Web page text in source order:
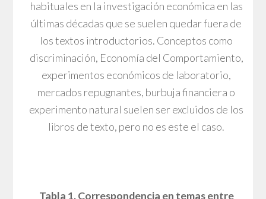
habituales en la investigación económica en las
últimas décadas que se suelen quedar fuera de
los textos introductorios. Conceptos como
discriminación, Economía del Comportamiento,
experimentos económicos de laboratorio,
mercados repugnantes, burbuja financiera o
experimento natural suelen ser excluidos de los
libros de texto, pero no es este el caso.
Tabla 1. Correspondencia en temas entre